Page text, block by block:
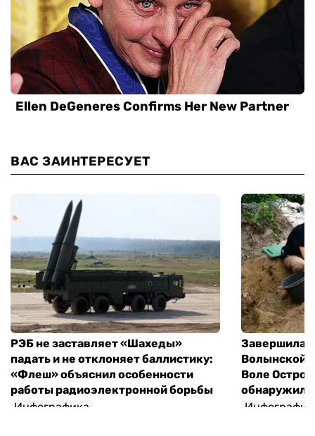
ВАС ЗАИНТЕРЕСУЕТ
РЭБ не заставляет «Шахеды»
падать и не отклоняет баллистику:
«Флеш» объяснил особенности
работы радиоэлектронной борьбы
Инфографика
Волынской
Воле
обнаружили